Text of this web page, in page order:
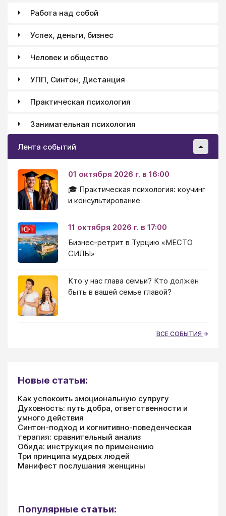
когда станет взрослым.
Работа над собой
Успех, деньги, бизнес
Человек и общество
УПП, Синтон, Дистанция
Практическая психология
Занимательная психология
Лента событий
01 октября 2026 г. в 16:00
🎓 Практическая психология: коучинг
и консультирование
11 октября 2026 г. в 17:00
Бизнес-ретрит в Турцию «МЕСТО
СИЛЫ»
Кто у нас глава семьи? Кто должен
быть в вашей семье главой?
ВСЕ СОБЫТИЯ
Новые статьи:
Как успокоить эмоциональную супругу
Духовность: путь добра, ответственности и
умного действия
Синтон-подход и когнитивно-поведенческая
терапия: сравнительный анализ
Обида: инструкция по применению
Три принципа мудрых людей
Манифест послушания женщины
Популярные статьи: